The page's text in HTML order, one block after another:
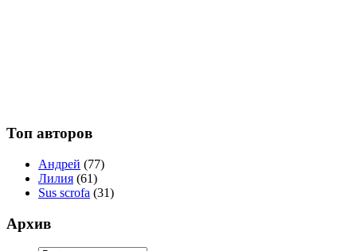
Топ авторов
Андрей (77)
Лилия (61)
Sus scrofa (31)
Архив